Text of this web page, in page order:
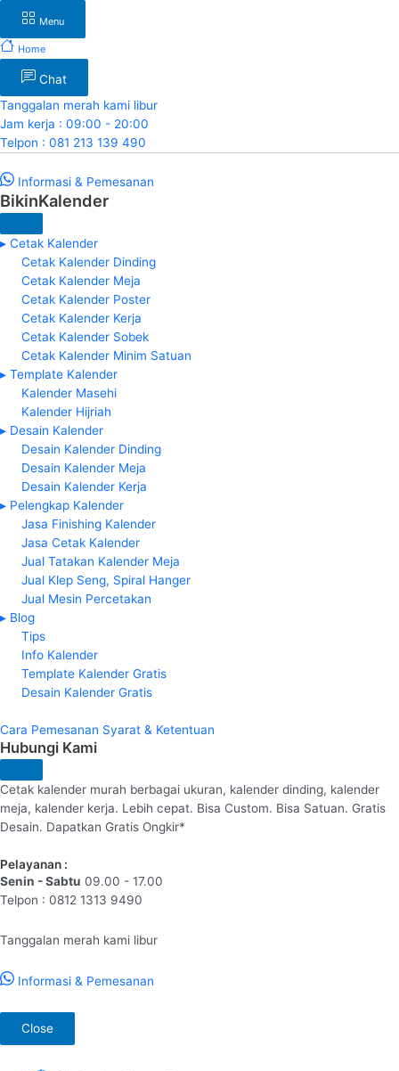
Menu
Home
Chat
Tanggalan merah kami libur
Jam kerja : 09:00 - 20:00
Telpon : 081 213 139 490
Informasi & Pemesanan
BikinKalender
▸ Cetak Kalender
Cetak Kalender Dinding
Cetak Kalender Meja
Cetak Kalender Poster
Cetak Kalender Kerja
Cetak Kalender Sobek
Cetak Kalender Minim Satuan
▸ Template Kalender
Kalender Masehi
Kalender Hijriah
▸ Desain Kalender
Desain Kalender Dinding
Desain Kalender Meja
Desain Kalender Kerja
▸ Pelengkap Kalender
Jasa Finishing Kalender
Jasa Cetak Kalender
Jual Tatakan Kalender Meja
Jual Klep Seng, Spiral Hanger
Jual Mesin Percetakan
▸ Blog
Tips
Info Kalender
Template Kalender Gratis
Desain Kalender Gratis
Cara Pemesanan Syarat & Ketentuan
Hubungi Kami
Cetak kalender murah berbagai ukuran, kalender dinding, kalender
meja, kalender kerja. Lebih cepat. Bisa Custom. Bisa Satuan. Gratis
Desain. Dapatkan Gratis Ongkir*
Pelayanan :
Senin - Sabtu 09.00 - 17.00
Telpon : 0812 1313 9490
Tanggalan merah kami libur
Informasi & Pemesanan
Close